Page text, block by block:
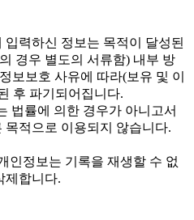
력하신 정보는 목적이 달성된
경우 별도의 서류함) 내부 방
보보호 사유에 따라(보유 및 이
후 파기되어집니다.
법률에 의한 경우가 아니고서
적으로 이용되지 않습니다.
인정보는 기록을 재생할 수 없
제합니다.